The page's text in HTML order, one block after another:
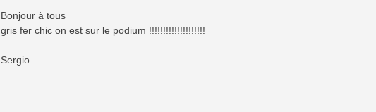
s
s
e
Bonjour à tous
gris fer chic on est sur le podium !!!!!!!!!!!!!!!!!!!!
Sergio